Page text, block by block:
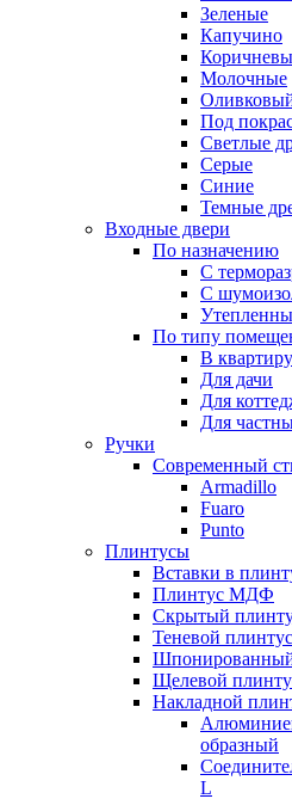
Зеленые
Капучино
Молочные
Под
Светлые
Серые
Синие
Темные
Входные двери
По назначению
С
С
По типу
В квартиру
Для дачи
Для
Для
Ручки
Современный
Armadillo
Fuaro
Punto
Плинтусы
Вставки в
Плинтус МДФ
Скрытый
Теневой плинтус
Щелевой
Накладной
образный
L